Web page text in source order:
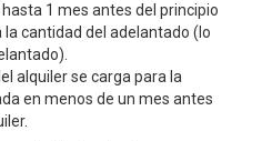
1 mes antes del principio
la cantidad del adelantado (lo
alquiler se carga para la
en menos de un mes antes